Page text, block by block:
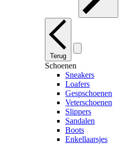
Terug
Schoenen
Sneakers
Loafers
Gespschoenen
Veterschoenen
Slippers
Sandalen
Boots
Enkellaarsjes